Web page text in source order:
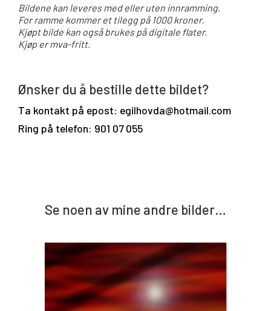
Bildene kan leveres med eller uten innramming.
For ramme kommer et tilegg på 1000 kroner.
Kjøpt bilde kan også brukes på digitale flater.
Kjøp er mva-fritt.
Ønsker du å bestille dette bildet?
Ta kontakt på epost: egilhovda@hotmail.com
Ring på telefon: 901 07 055
Se noen av mine andre bilder…